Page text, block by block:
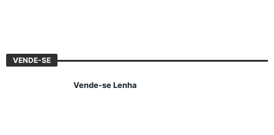
VENDE-SE
Vende-se Lenha